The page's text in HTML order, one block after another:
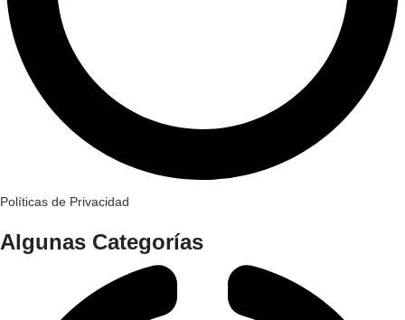
Políticas de Privacidad
Algunas Categorías